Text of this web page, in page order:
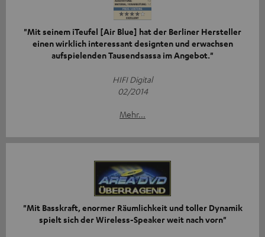
"Mit seinem iTeufel [Air Blue] hat der Berliner Hersteller
einen wirklich interessant designten und erwachsen
aufspielenden Tausendsassa im Angebot."
HIFI Digital
02/2014
Mehr...
"Mit Basskraft, enormer Räumlichkeit und toller Dynamik
spielt sich der Wireless-Speaker weit nach vorn"